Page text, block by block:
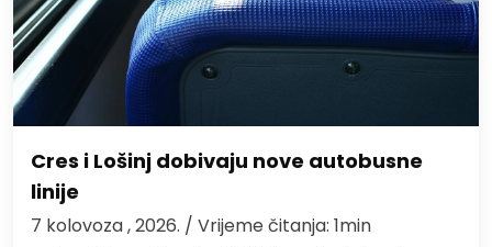
Cres i Lošinj dobivaju nove autobusne
linije
7 kolovoza , 2026. / Vrijeme čitanja: 1min